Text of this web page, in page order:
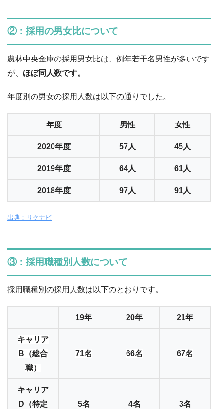
②：採用の男女比について
農林中央金庫の採用男女比は、例年若干名男性が多いです
が、 ほぼ同人数です。
年度別の男女の採用人数は以下の通りでした。
年度 男性 女性
2020年度 57人 45人
2019年度 64人 61人
2018年度 97人 91人
出典：リクナビ
③：採用職種別人数について
採用職種別の採用人数は以下のとおりです。
19年 20年 21年
キャリア
B（総合
職）
71名 66名 67名
キャリア
D（特定
5名 4名 3名